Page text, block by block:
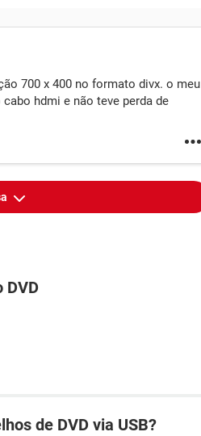
700 x 400 no formato divx. o meu
hdmi e não teve perda de
DVD
de DVD via USB?